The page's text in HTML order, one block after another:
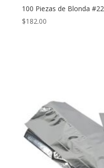
100 Piezas de Blonda #22
$182.00